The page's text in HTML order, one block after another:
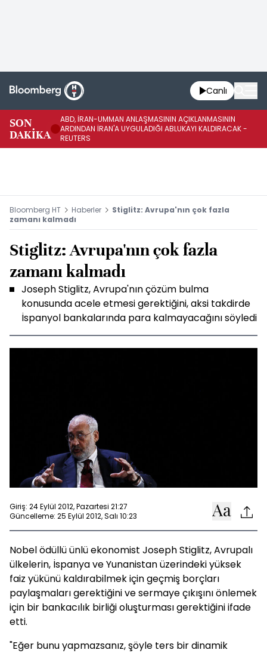
Canlı
SON
DAKİKA
ABD, İRAN-UMMAN ANLAŞMASININ AÇIKLANMASININ
ARDINDAN İRAN'A UYGULADIĞI ABLUKAYI KALDIRACAK -
REUTERS
Bloomberg HT Haberler
Stiglitz: Avrupa'nın çok fazla
zamanı kalmadı
Stiglitz: Avrupa'nın çok fazla
zamanı kalmadı
Joseph Stiglitz, Avrupa'nın çözüm bulma
konusunda acele etmesi gerektiğini, aksi takdirde
İspanyol bankalarında para kalmayacağını söyledi
Giriş: 24 Eylül 2012, Pazartesi 21:27
Güncelleme: 25 Eylül 2012, Salı 10:23
Nobel ödüllü ünlü ekonomist Joseph Stiglitz, Avrupalı
ülkelerin, İspanya ve Yunanistan üzerindeki yüksek
faiz yükünü kaldırabilmek için geçmiş borçları
paylaşmaları gerektiğini ve sermaye çıkışını önlemek
için bir bankacılık birliği oluşturması gerektiğini ifade
etti.
"Eğer bunu yapmazsanız, şöyle ters bir dinamik